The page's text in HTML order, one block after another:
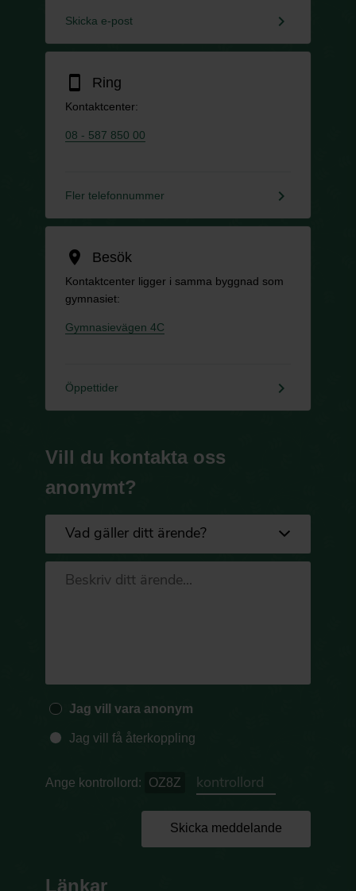
Skicka e-post keyboard_arrow_right
smartphone Ring
Kontaktcenter:
08 - 587 850 00
Fler telefonnummer keyboard_arrow_right
location_on Besök
Kontaktcenter ligger i samma byggnad som
gymnasiet:
Gymnasievägen 4C
Öppettider keyboard_arrow_right
Vill du kontakta oss
anonymt?
Jag vill vara anonym
Jag vill få återkoppling
Ange kontrollord: OZ8Z
Skicka meddelande
Länkar